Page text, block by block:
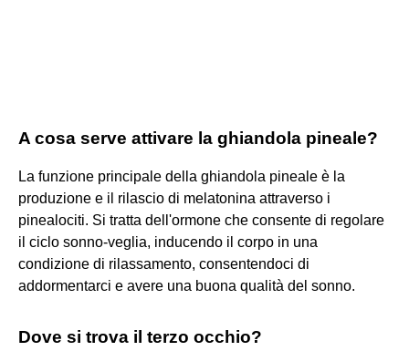
A cosa serve attivare la ghiandola pineale?
La funzione principale della ghiandola pineale è la
produzione e il rilascio di melatonina attraverso i
pinealociti. Si tratta dell'ormone che consente di regolare
il ciclo sonno-veglia, inducendo il corpo in una
condizione di rilassamento, consentendoci di
addormentarci e avere una buona qualità del sonno.
Dove si trova il terzo occhio?